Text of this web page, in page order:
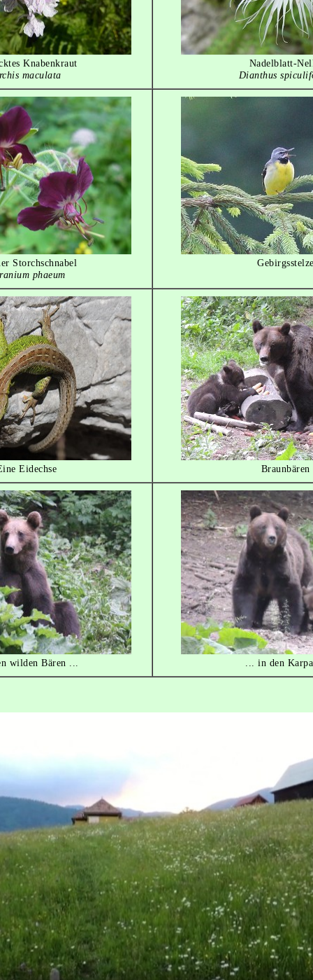
Knabenkraut
maculata
Nadelblatt-
Dianthus
Storchschnabel
phaeum
Eidechse Braunbären
wilden Bären ... ... in den